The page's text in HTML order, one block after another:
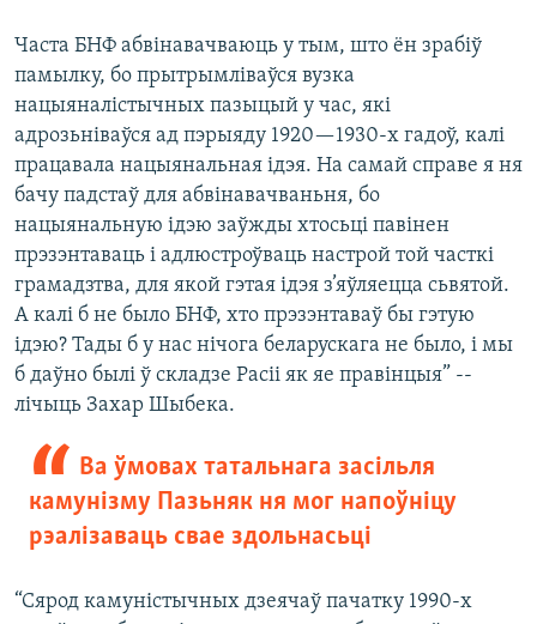
Часта БНФ абвінавачваюць у тым, што ён зрабіў
памылку, бо прытрымліваўся вузка
нацыяналістычных пазыцый у час, які
адрозьніваўся ад пэрыяду 1920—1930-х гадоў, калі
працавала нацыянальная ідэя. На самай справе я ня
бачу падстаў для абвінавачваньня, бо
нацыянальную ідэю заўжды хтосьці павінен
прэзэнтаваць і адлюстроўваць настрой той часткі
грамадзтва, для якой гэтая ідэя з’яўляецца сьвятой.
А калі б не было БНФ, хто прэзэнтаваў бы гэтую
ідэю? Тады б у нас нічога беларускага не было, і мы
б даўно былі ў складзе Расіі як яе правінцыя” --
лічыць Захар Шыбека.
Ва ўмовах татальнага засільля
камунізму Пазьняк ня мог напоўніцу
рэалізаваць свае здольнасьці
“Сярод камуністычных дзеячаў пачатку 1990-х